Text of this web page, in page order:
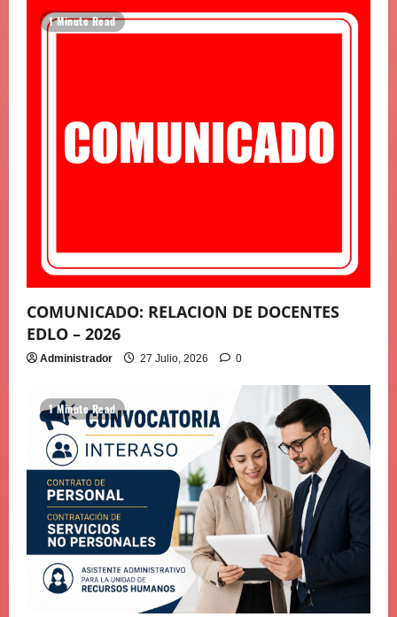
1 Minute Read
COMUNICADO: RELACION DE DOCENTES
EDLO – 2026
Administrador 27 Julio, 2026 0
1 Minute Read